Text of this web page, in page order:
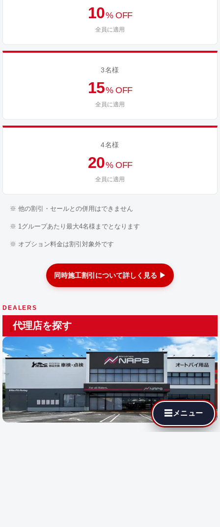
10% OFF
全員に適用
3名様
15% OFF
全員に適用
4名様
20% OFF
全員に適用
※ 他の割引・セールとの併用はできません
※ 1グループあたり最大4名様までとなります
※ オプション料金は割引対象外です
同時施工割引について詳しく見る ▶
DEALERS
代理店を探す
☰ メニュー